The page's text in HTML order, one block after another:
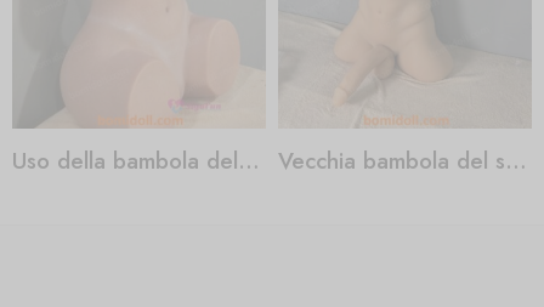
Uso della bambola del sesso Vecchia bambola del sesso